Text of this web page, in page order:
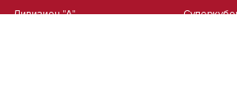
Дивизион "А"